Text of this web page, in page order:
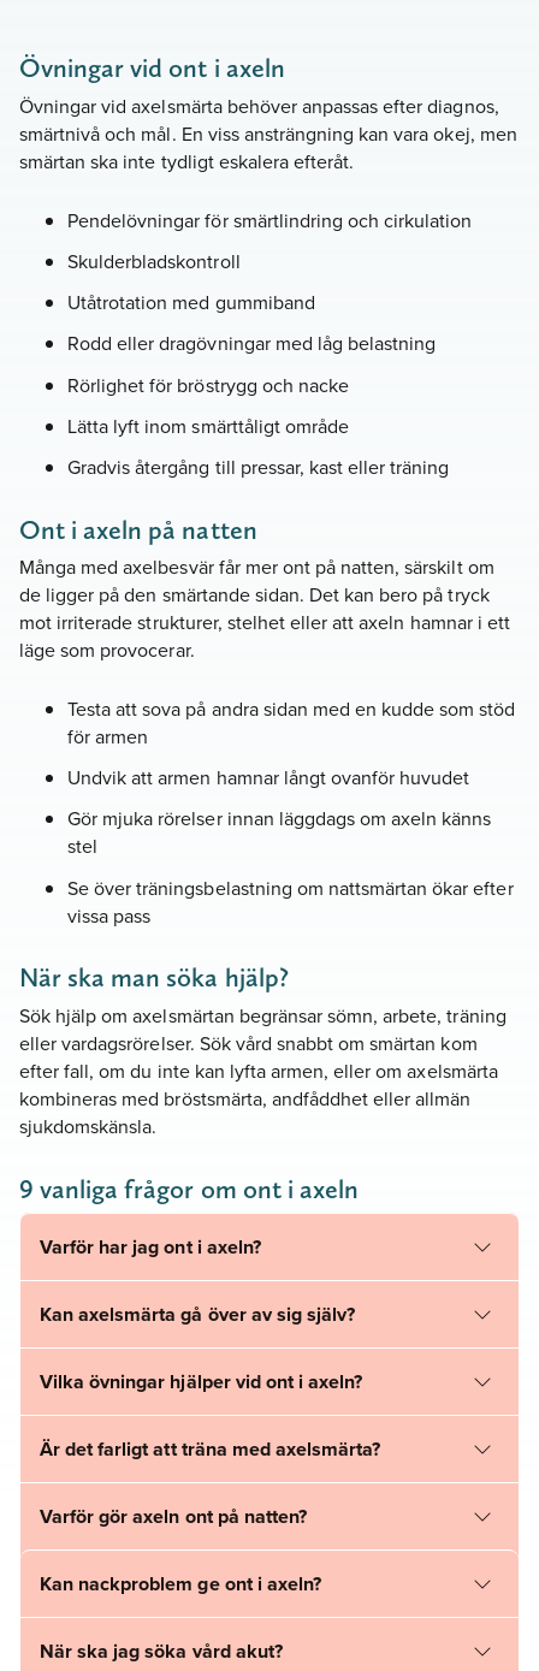
Övningar vid ont i axeln
Övningar vid axelsmärta behöver anpassas efter diagnos,
smärtnivå och mål. En viss ansträngning kan vara okej, men
smärtan ska inte tydligt eskalera efteråt.
Pendelövningar för smärtlindring och cirkulation
Skulderbladskontroll
Utåtrotation med gummiband
Rodd eller dragövningar med låg belastning
Rörlighet för bröstrygg och nacke
Lätta lyft inom smärttåligt område
Gradvis återgång till pressar, kast eller träning
Ont i axeln på natten
Många med axelbesvär får mer ont på natten, särskilt om
de ligger på den smärtande sidan. Det kan bero på tryck
mot irriterade strukturer, stelhet eller att axeln hamnar i ett
läge som provocerar.
Testa att sova på andra sidan med en kudde som stöd
för armen
Undvik att armen hamnar långt ovanför huvudet
Gör mjuka rörelser innan läggdags om axeln känns
stel
Se över träningsbelastning om nattsmärtan ökar efter
vissa pass
När ska man söka hjälp?
Sök hjälp om axelsmärtan begränsar sömn, arbete, träning
eller vardagsrörelser. Sök vård snabbt om smärtan kom
efter fall, om du inte kan lyfta armen, eller om axelsmärta
kombineras med bröstsmärta, andfåddhet eller allmän
sjukdomskänsla.
9 vanliga frågor om ont i axeln
Varför har jag ont i axeln?
Kan axelsmärta gå över av sig själv?
Vilka övningar hjälper vid ont i axeln?
Är det farligt att träna med axelsmärta?
Varför gör axeln ont på natten?
Kan nackproblem ge ont i axeln?
När ska jag söka vård akut?